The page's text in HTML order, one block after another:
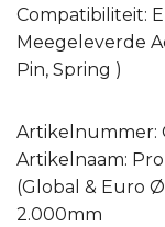
Compatibiliteit:
Meegeleverde
Pin, Spring )
Artikelnummer:
Artikelnaam:
(Global & Euro
2.000mm